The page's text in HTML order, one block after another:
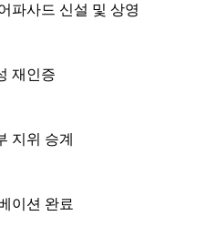
파사드 신설 및 상영
재인증
지위 승계
이션 완료